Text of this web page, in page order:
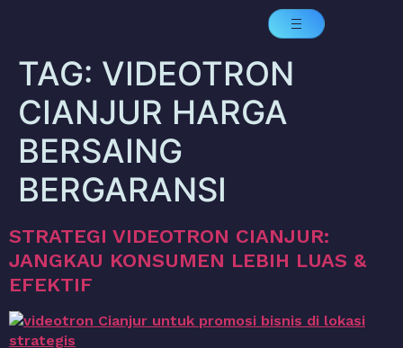
TAG: VIDEOTRON
CIANJUR HARGA
BERSAING
BERGARANSI
STRATEGI VIDEOTRON CIANJUR:
JANGKAU KONSUMEN LEBIH LUAS &
EFEKTIF